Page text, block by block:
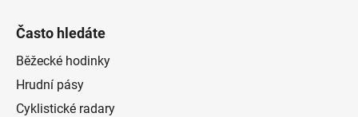
Často hledáte
Běžecké hodinky
Hrudní pásy
Cyklistické radary